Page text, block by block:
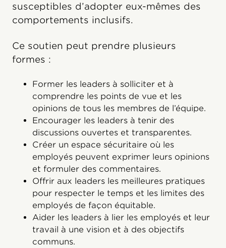
susceptibles d’adopter eux-mêmes des
comportements inclusifs.
Ce soutien peut prendre plusieurs
formes :
Former les leaders à solliciter et à
comprendre les points de vue et les
opinions de tous les membres de l’équipe.
Encourager les leaders à tenir des
discussions ouvertes et transparentes.
Créer un espace sécuritaire où les
employés peuvent exprimer leurs opinions
et formuler des commentaires.
Offrir aux leaders les meilleures pratiques
pour respecter le temps et les limites des
employés de façon équitable.
Aider les leaders à lier les employés et leur
travail à une vision et à des objectifs
communs.